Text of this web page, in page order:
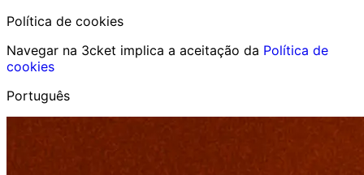
Política de cookies
Navegar na 3cket implica a aceitação da Política de
cookies
Português